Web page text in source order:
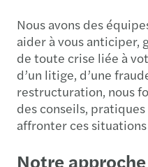
Nous avons des
aider à vous anticiper,
de toute crise liée à
d’un litige, d’une
restructuration, nous
des conseils,
affronter ces
Notre approche